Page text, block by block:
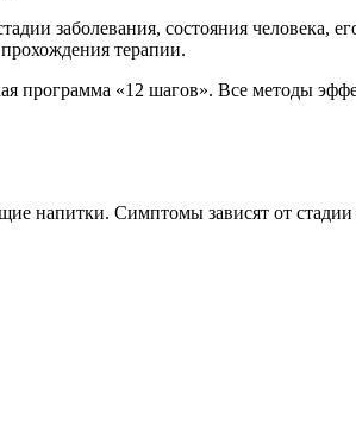
заболевания, состояния человека,
терапии.
программа «12 шагов». Все методы
напитки. Симптомы зависят от